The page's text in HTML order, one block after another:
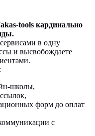
tools кардинально
в одну
и высвобождаете
школы,
форм до оплат
с